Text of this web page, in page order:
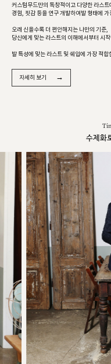
커스텀무드만의 독창적이고 다양한 라스
경험, 핏감 등을 연구 개발하여발 형태에
오래 신을수록 더 편안해지는 나만의 기준,
당신에게 맞는 라스트의 이해에서부터 시
발 특성에 맞는 라스트 및 쉐입에 가장 적
자세히 보기 →
수제화